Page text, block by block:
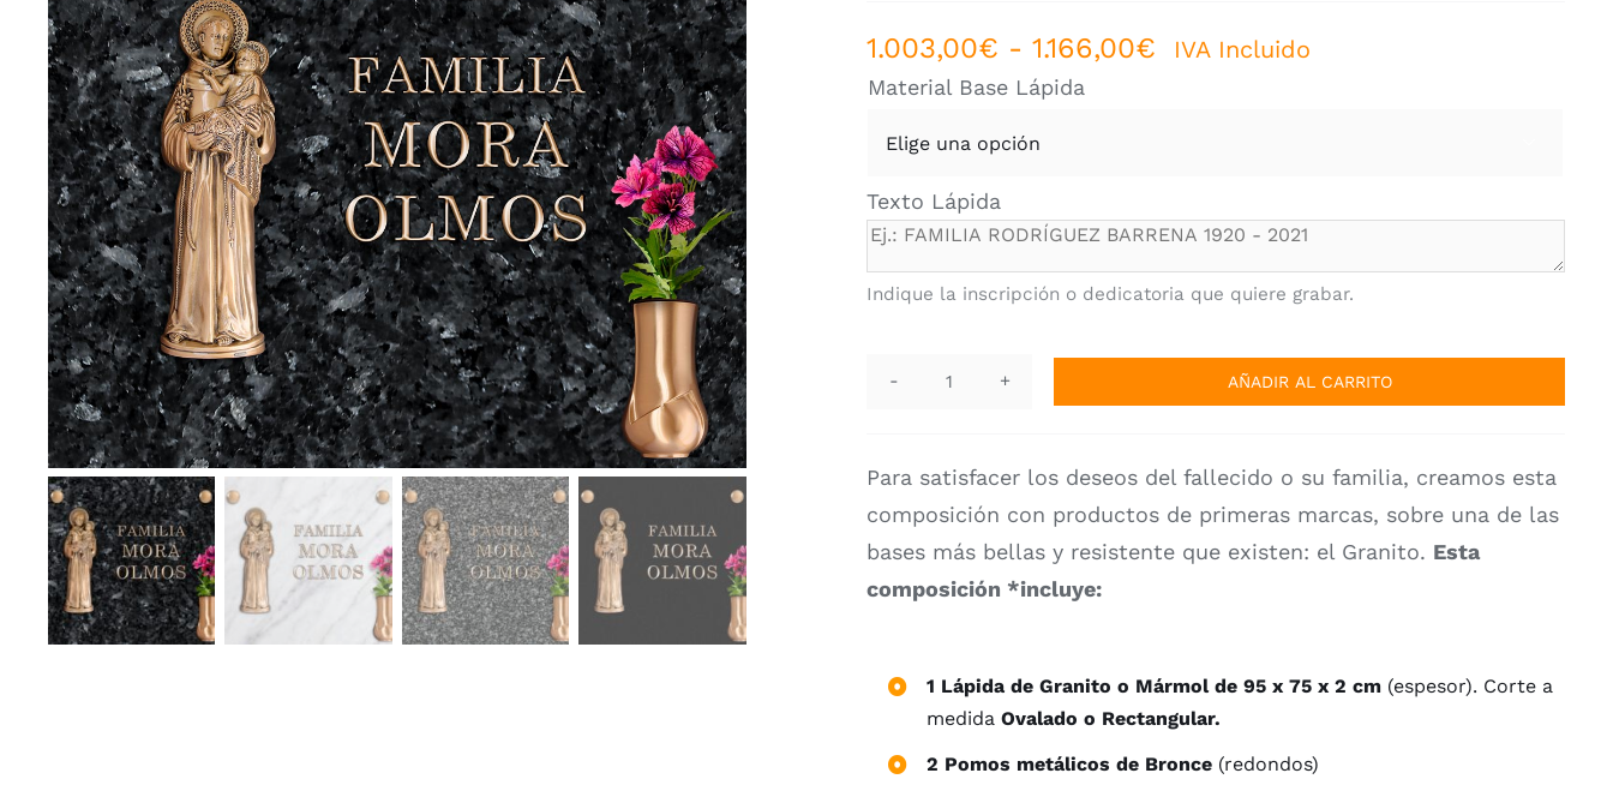
1.003,00€ - 1.166,00€ Rango
hasta
1.166,00€
IVA Incluido
Material Base Lápida
Texto Lápida
Indique la inscripción o dedicatoria que quiere grabar.
Lápida
5190
cantidad
AÑADIR AL CARRITO
Para satisfacer los deseos del fallecido o su familia, creamos esta
composición con productos de primeras marcas, sobre una de las
bases más bellas y resistente que existen: el Granito. Esta
composición *incluye:
1 Lápida de Granito o Mármol de 95 x 75 x 2 cm (espesor). Corte a
medidaOvalado o Rectangular.
2 Pomos metálicos de Bronce (redondos)